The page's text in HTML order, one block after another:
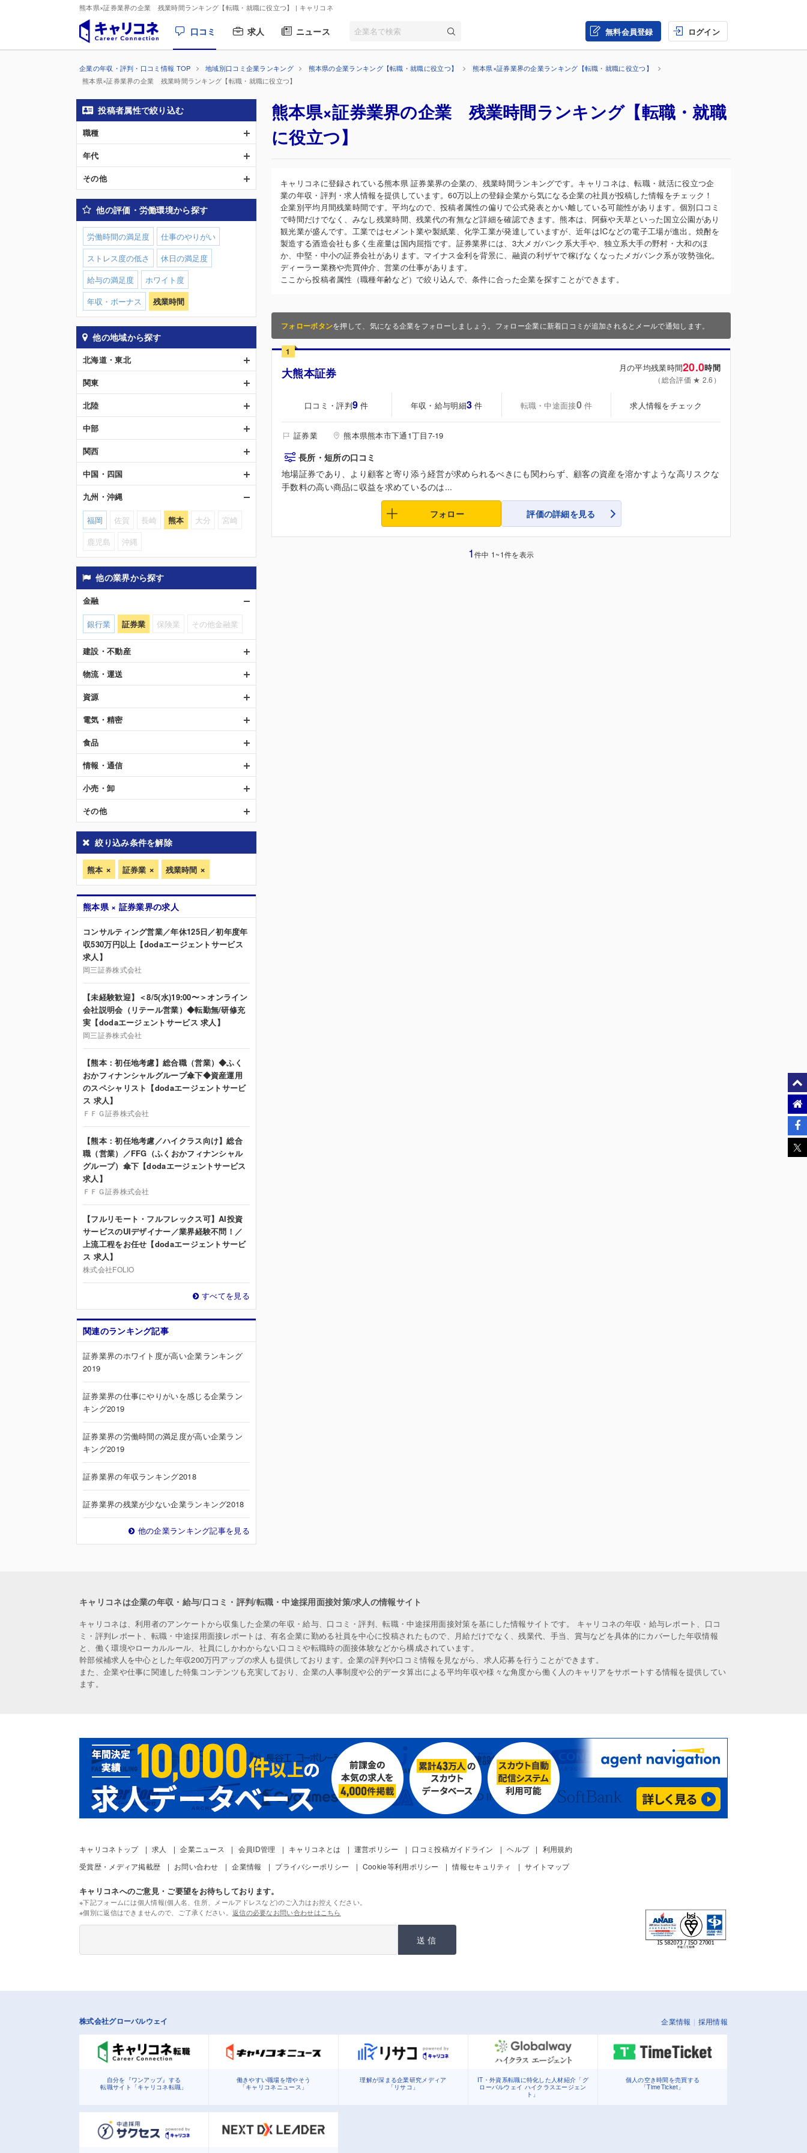
熊本県×証券業界の企業 残業時間ランキング【転職・就職に役立つ】 | キャリコネ
口コミ 求人 ニュース 無料会員登録 ログイン
企業の年収・評判・口コミ情報 TOP 地域別口コミ企業ランキング 熊本県の企業ランキング【転職・就職に役立つ】
熊本県×証券業界の企業ランキング【転職・就職に役立つ】
熊本県×証券業界の企業 残業時間ランキング【転職・就職に役立つ】
熊本県×証券業界の企業 残業時間ランキング【転職・就職
に役立つ】
キャリコネに登録されている熊本県 証券業界の企業の、残業時間ランキングです。キャリコネは、転職・就活に役立つ企
業の年収・評判・求人情報を提供しています。60万以上の登録企業から気になる企業の社員が投稿した情報をチェック！
企業別平均月間残業時間です。平均なので、投稿者属性の偏りで公式発表とかい離している可能性があります。個別口コミ
で時間だけでなく、みなし残業時間、残業代の有無など詳細を確認できます。熊本は、阿蘇や天草といった国立公園があり
観光業が盛んです。工業ではセメント業や製紙業、化学工業が発達していますが、近年はICなどの電子工場が進出。焼酎を
製造する酒造会社も多く生産量は国内屈指です。証券業界には、3大メガバンク系大手や、独立系大手の野村・大和のほ
か、中堅・中小の証券会社があります。マイナス金利を背景に、融資の利ザヤで稼げなくなったメガバンク系が攻勢強化。
ディーラー業務や売買仲介、営業の仕事があります。
ここから投稿者属性（職種年齢など）で絞り込んで、条件に合った企業を探すことができます。
フォローボタンを押して、気になる企業をフォローしましょう。フォロー企業に新着口コミが追加されるとメールで通知します。
1
大熊本証券 月の平均残業時間20.0時間
（総合評価 ★ 2.6）
口コミ・評判9 件 年収・給与明細3 件 転職・中途面接0 件 求人情報をチェック
証券業 熊本県熊本市下通1丁目7-19
長所・短所の口コミ
地場証券であり、より顧客と寄り添う経営が求められるべきにも関わらず、顧客の資産を溶かすような高リスクな
手数料の高い商品に収益を求めているのは...
フォロー 評価の詳細を見る
1件中 1~1件を表示
投稿者属性で絞り込む
職種
年代
その他
他の評価・労働環境から探す
労働時間の満足度
仕事のやりがい
ストレス度の低さ
休日の満足度
給与の満足度
ホワイト度
年収・ボーナス
残業時間
他の地域から探す
北海道・東北
関東
北陸
中部
関西
中国・四国
九州・沖縄
福岡 佐賀 長崎 熊本 大分
宮崎
鹿児島
沖縄
他の業界から探す
金融
銀行業 証券業 保険業 その他金融業
建設・不動産
物流・運送
資源
電気・精密
食品
情報・通信
小売・卸
その他
絞り込み条件を解除
熊本 証券業 残業時間
熊本県 × 証券業界の求人
コンサルティング営業／年休125日／初年度年
収530万円以上【dodaエージェントサービス
求人】
岡三証券株式会社
【未経験歓迎】＜8/5(水)19:00〜＞オンライン
会社説明会（リテール営業）◆転勤無/研修充
実【dodaエージェントサービス 求人】
岡三証券株式会社
【熊本：初任地考慮】総合職（営業）◆ふく
おかフィナンシャルグループ傘下◆資産運用
のスペシャリスト【dodaエージェントサービ
ス 求人】
ＦＦＧ証券株式会社
【熊本：初任地考慮／ハイクラス向け】総合
職（営業）／FFG（ふくおかフィナンシャル
グループ）傘下【dodaエージェントサービス
求人】
ＦＦＧ証券株式会社
【フルリモート・フルフレックス可】AI投資
サービスのUIデザイナー／業界経験不問！／
上流工程をお任せ【dodaエージェントサービ
ス 求人】
株式会社FOLIO
すべてを見る
関連のランキング記事
証券業界のホワイト度が高い企業ランキング
2019
証券業界の仕事にやりがいを感じる企業ラン
キング2019
証券業界の労働時間の満足度が高い企業ラン
キング2019
証券業界の年収ランキング2018
証券業界の残業が少ない企業ランキング2018
他の企業ランキング記事を見る
キャリコネは企業の年収・給与/口コミ・評判/転職・中途採用面接対策/求人の情報サイト
キャリコネは、利用者のアンケートから収集した企業の年収・給与、口コミ・評判、転職・中途採用面接対策を基にした情報サイトです。 キャリコネの年収・給与レポート、口コ
ミ・評判レポート、転職・中途採用面接レポートは、有名企業に勤める社員を中心に投稿されたもので、月給だけでなく、残業代、手当、賞与などを具体的にカバーした年収情報
と、働く環境やローカルルール、社員にしかわからない口コミや転職時の面接体験などから構成されています。
幹部候補求人を中心とした年収200万円アップの求人も提供しております。企業の評判や口コミ情報を見ながら、求人応募を行うことができます。
また、企業や仕事に関連した特集コンテンツも充実しており、企業の人事制度や公的データ算出による平均年収や様々な角度から働く人のキャリアをサポートする情報を提供してい
ます。
キャリコネトップ 求人 企業ニュース 会員ID管理 キャリコネとは 運営ポリシー 口コミ投稿ガイドライン ヘルプ
利用規約
受賞歴・メディア掲載歴
お問い合わせ 企業情報 プライバシーポリシー Cookie等利用ポリシー 情報セキュリティ サイトマップ
キャリコネへのご意見・ご要望をお待ちしております。
※下記フォームには個人情報(個人名、住所、メールアドレスなど)のご入力はお控えください。
※個別に返信はできませんので、ご了承ください。 返信の必要なお問い合わせはこちら
送信
株式会社グローバルウェイ 企業情報 採用情報
自分を『ワンアップ』する
転職サイト「キャリコネ転職」
働きやすい職場を増やそう
「キャリコネニュース」
理解が深まる企業研究メディア
「リサコ」
IT・外資系転職に特化した人材紹介「グ
ローバルウェイ ハイクラスエージェン
ト」
個人の空き時間を売買する
「TimeTicket」